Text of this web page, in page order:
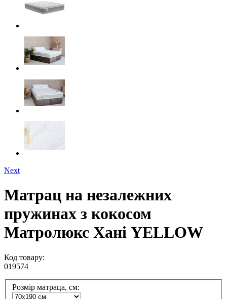
Next
Матрац на незалежних
пружинах з кокосом
Матролюкс Хані YELLOW
Код товару:
019574
Розмір матраца, см: